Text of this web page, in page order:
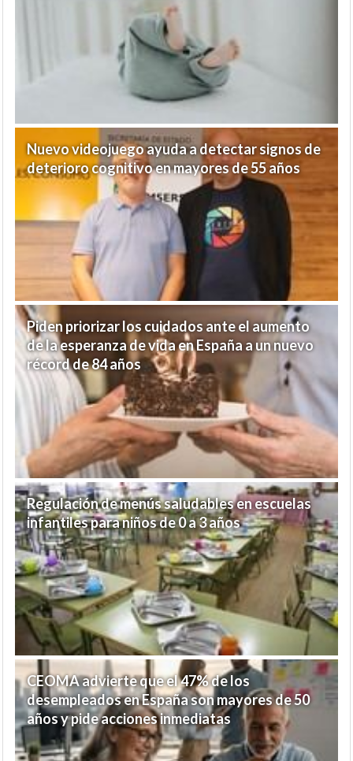
Nuevo videojuego ayuda a detectar signos de
deterioro cognitivo en mayores de 55 años
Piden priorizar los cuidados ante el aumento
de la esperanza de vida en España a un nuevo
récord de 84 años
Regulación de menús saludables en escuelas
infantiles para niños de 0 a 3 años
CEOMA advierte que el 47% de los
desempleados en España son mayores de 50
años y pide acciones inmediatas